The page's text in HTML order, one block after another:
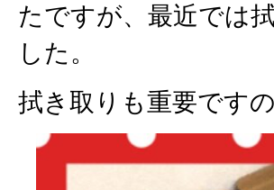
たですが、最近では
した。
拭き取りも重要です